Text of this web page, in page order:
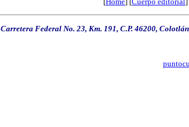
Carretera Federal No. 23, Km. 191, C.P. 46200,